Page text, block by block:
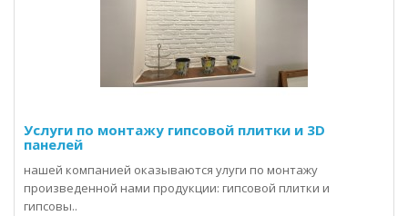
Услуги по монтажу гипсовой плитки и 3D
панелей
нашей компанией оказываются улуги по монтажу
произведенной нами продукции: гипсовой плитки и
гипсовы..